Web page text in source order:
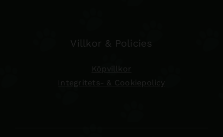
Villkor & Policies
Köpvillkor
Integritets- & Cookiepolicy